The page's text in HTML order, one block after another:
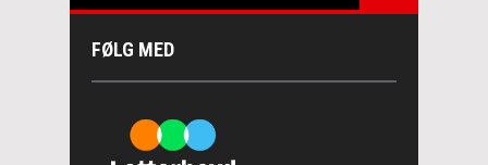
FØLG MED